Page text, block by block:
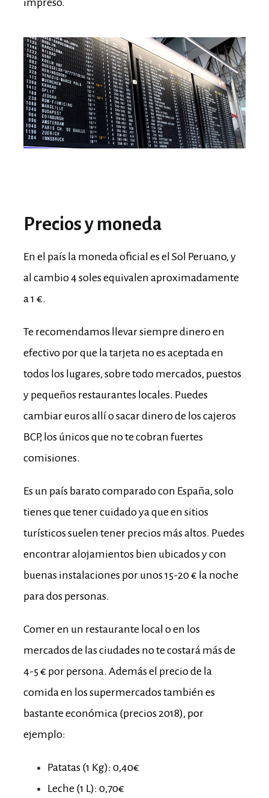
Precios y moneda
En el país la moneda oficial es el Sol Peruano, y
al cambio 4 soles equivalen aproximadamente
a 1 €.
Te recomendamos llevar siempre dinero en
efectivo por que la tarjeta no es aceptada en
todos los lugares, sobre todo mercados, puestos
y pequeños restaurantes locales. Puedes
cambiar euros allí o sacar dinero de los cajeros
BCP, los únicos que no te cobran fuertes
comisiones.
Es un país barato comparado con España, solo
tienes que tener cuidado ya que en sitios
turísticos suelen tener precios más altos. Puedes
encontrar alojamientos bien ubicados y con
buenas instalaciones por unos 15-20 € la noche
para dos personas.
Comer en un restaurante local o en los
mercados de las ciudades no te costará más de
4-5 € por persona. Además el precio de la
comida en los supermercados también es
bastante económica (precios 2018), por
ejemplo:
Patatas (1 Kg): 0,40€
Leche (1 L): 0,70€